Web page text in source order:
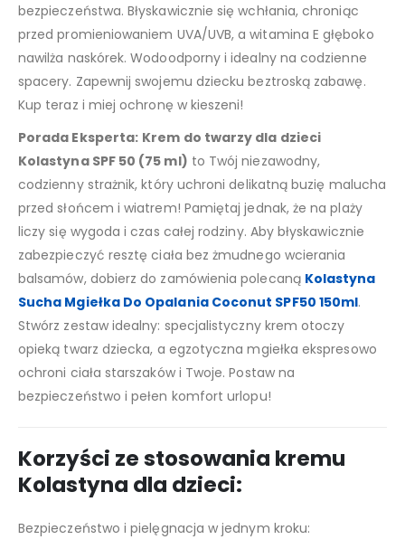
bezpieczeństwa. Błyskawicznie się wchłania, chroniąc
przed promieniowaniem UVA/UVB, a witamina E głęboko
nawilża naskórek. Wodoodporny i idealny na codzienne
spacery. Zapewnij swojemu dziecku beztroską zabawę.
Kup teraz i miej ochronę w kieszeni!
Porada Eksperta: Krem do twarzy dla dzieci
Kolastyna SPF 50 (75 ml) to Twój niezawodny,
codzienny strażnik, który uchroni delikatną buzię malucha
przed słońcem i wiatrem! Pamiętaj jednak, że na plaży
liczy się wygoda i czas całej rodziny. Aby błyskawicznie
zabezpieczyć resztę ciała bez żmudnego wcierania
balsamów, dobierz do zamówienia polecaną Kolastyna
Sucha Mgiełka Do Opalania Coconut SPF50 150ml.
Stwórz zestaw idealny: specjalistyczny krem otoczy
opieką twarz dziecka, a egzotyczna mgiełka ekspresowo
ochroni ciała starszaków i Twoje. Postaw na
bezpieczeństwo i pełen komfort urlopu!
Korzyści ze stosowania kremu
Kolastyna dla dzieci:
Bezpieczeństwo i pielęgnacja w jednym kroku: